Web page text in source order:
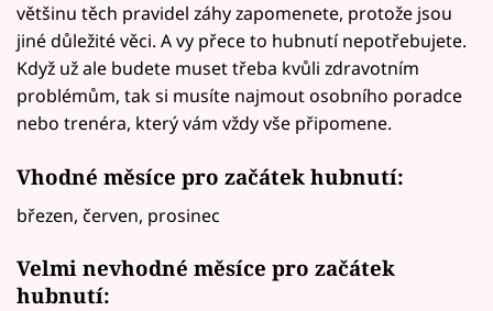
většinu těch pravidel záhy zapomenete, protože jsou
jiné důležité věci. A vy přece to hubnutí nepotřebujete.
Když už ale budete muset třeba kvůli zdravotním
problémům, tak si musíte najmout osobního poradce
nebo trenéra, který vám vždy vše připomene.
Vhodné měsíce pro začátek hubnutí:
březen, červen, prosinec
Velmi nevhodné měsíce pro začátek
hubnutí: